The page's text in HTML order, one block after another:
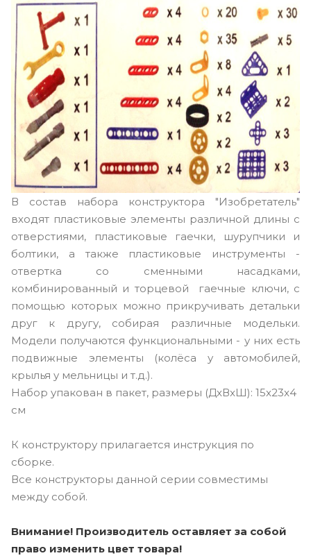
В состав набора конструктора "Изобретатель"
входят пластиковые элементы различной длины с
отверстиями, пластиковые гаечки, шурупчики и
болтики, а также пластиковые инструменты -
отвертка со сменными насадками,
комбинированный и торцевой гаечные ключи, с
помощью которых можно прикручивать детальки
друг к другу, собирая различные модельки.
Модели получаются функциональными - у них есть
подвижные элементы (колёса у автомобилей,
крылья у мельницы и т.д.).
Набор упакован в пакет, размеры (ДxВxШ): 15x23x4
см
К конструктору прилагается инструкция по
сборке.
Все конструкторы данной серии совместимы
между собой.
Внимание! Производитель оставляет за собой
право изменить цвет товара!